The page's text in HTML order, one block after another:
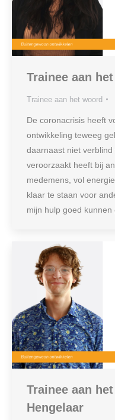
Trainee aan
Trainee aan het woord
De coronacrisis heeft
ontwikkeling teweeg
daarnaast niet
veroorzaakt heeft bij
medemens, vol
klaar te staan voor
mijn hulp goed kunnen
Trainee aan
Hengelaar